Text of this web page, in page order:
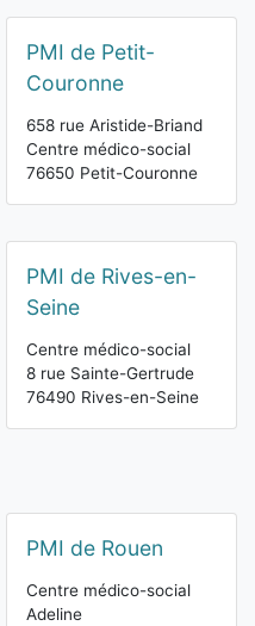
PMI de Petit-
Couronne
658 rue Aristide-Briand
Centre médico-social
76650 Petit-Couronne
PMI de Rives-en-
Seine
Centre médico-social
8 rue Sainte-Gertrude
76490 Rives-en-Seine
PMI de Rouen
Centre médico-social
Adeline